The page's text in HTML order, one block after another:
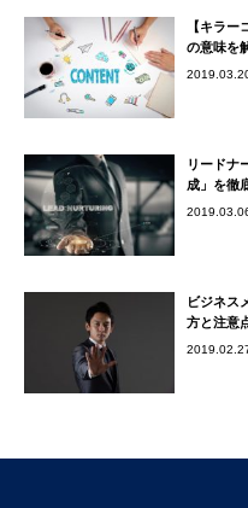
【キラ
の意味を
リードナ
成」を徹
ビジネス
方と注意